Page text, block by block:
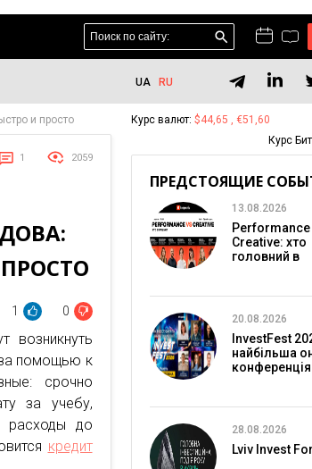
UA RU
и просто
1 2059
1 0
возникнуть
помощью к
срочно
за учебу,
расходы до
кредит
Курс валют: $44,65 , €51,60
Курс
ПРЕДСТОЯЩИЕ
13.08.2026
Performance
Creative: хто
головний в
20.08.2026
InvestFest
найбільша
28.08.2026
Lviv Invest